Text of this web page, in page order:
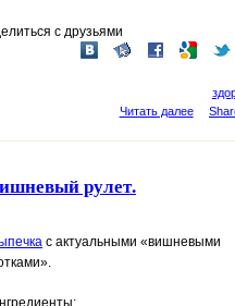
с друзьями
Читать далее
рулет.
с актуальными «вишневыми